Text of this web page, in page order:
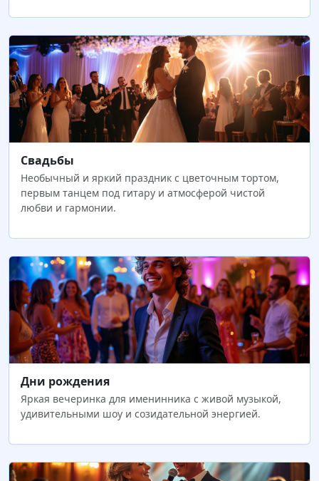
Свадьбы
Необычный и яркий праздник с цветочным тортом,
первым танцем под гитару и атмосферой чистой
любви и гармонии.
Дни рождения
Яркая вечеринка для именинника с живой музыкой,
удивительными шоу и созидательной энергией.